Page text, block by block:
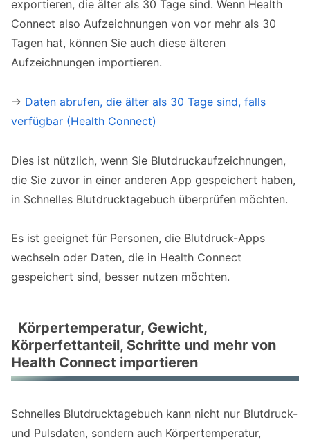
exportieren, die älter als 30 Tage sind. Wenn Health
Connect also Aufzeichnungen von vor mehr als 30
Tagen hat, können Sie auch diese älteren
Aufzeichnungen importieren.
→ Daten abrufen, die älter als 30 Tage sind, falls
verfügbar (Health Connect)
Dies ist nützlich, wenn Sie Blutdruckaufzeichnungen,
die Sie zuvor in einer anderen App gespeichert haben,
in Schnelles Blutdrucktagebuch überprüfen möchten.
Es ist geeignet für Personen, die Blutdruck-Apps
wechseln oder Daten, die in Health Connect
gespeichert sind, besser nutzen möchten.
Körpertemperatur, Gewicht,
Körperfettanteil, Schritte und mehr von
Health Connect importieren
Schnelles Blutdrucktagebuch kann nicht nur Blutdruck-
und Pulsdaten, sondern auch Körpertemperatur,